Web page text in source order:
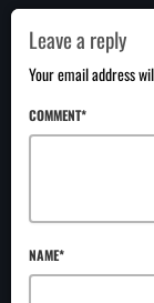
Leave a reply
Your email address
COMMENT*
NAME*